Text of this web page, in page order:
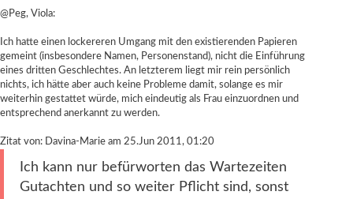
@Peg, Viola:
Ich hatte einen lockereren Umgang mit den existierenden Papieren
gemeint (insbesondere Namen, Personenstand), nicht die Einführung
eines dritten Geschlechtes. An letzterem liegt mir rein persönlich
nichts, ich hätte aber auch keine Probleme damit, solange es mir
weiterhin gestattet würde, mich eindeutig als Frau einzuordnen und
entsprechend anerkannt zu werden.
Zitat von: Davina-Marie am 25.Jun 2011, 01:20
Ich kann nur befürworten das Wartezeiten
Gutachten und so weiter Pflicht sind, sonst